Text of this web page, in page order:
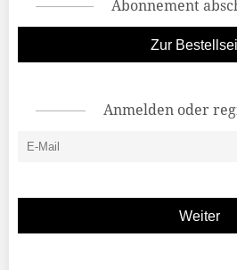
Abonnement
Zur
Anmelden oder